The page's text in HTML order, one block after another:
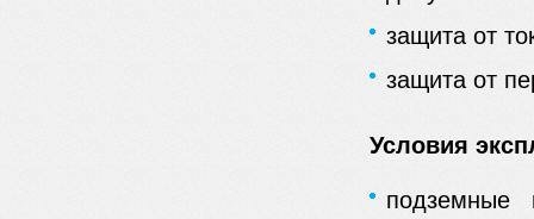
защита от
защита от
Условия
подземные